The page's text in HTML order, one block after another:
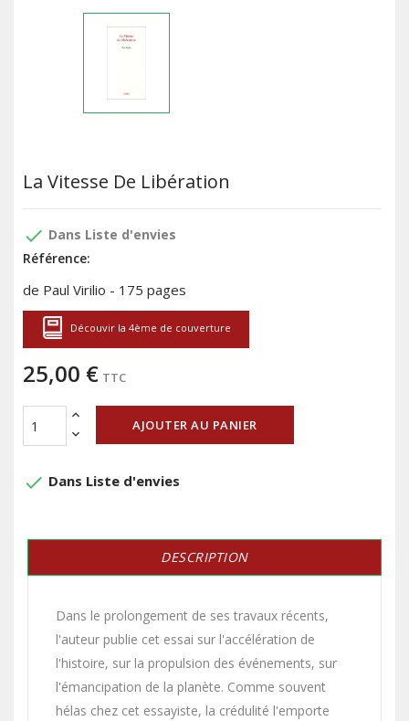
La Vitesse De Libération
done Dans Liste d'envies
Référence:
de Paul Virilio - 175 pages
Découvir la 4ème de couverture
25,00 € TTC
AJOUTER AU PANIER
done Dans Liste d'envies
DESCRIPTION
Dans le prolongement de ses travaux récents,
l'auteur publie cet essai sur l'accélération de
l'histoire, sur la propulsion des événements, sur
l'émancipation de la planète. Comme souvent
hélas chez cet essayiste, la crédulité l'emporte